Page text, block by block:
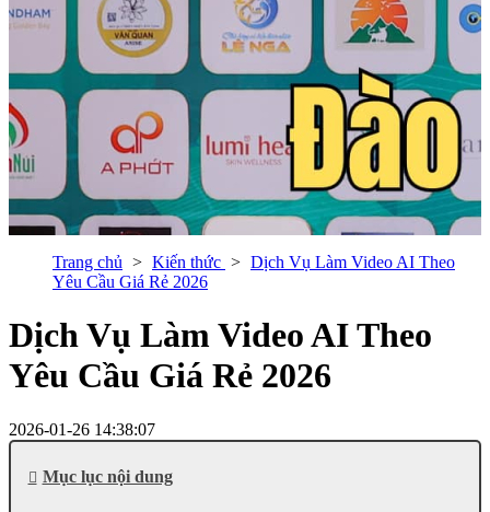
Trang chủ Kiến thức
Dịch Vụ Làm Video AI Theo
Yêu Cầu Giá Rẻ 2026
Dịch Vụ Làm Video AI Theo
Yêu Cầu Giá Rẻ 2026
2026-01-26 14:38:07
Mục lục nội dung